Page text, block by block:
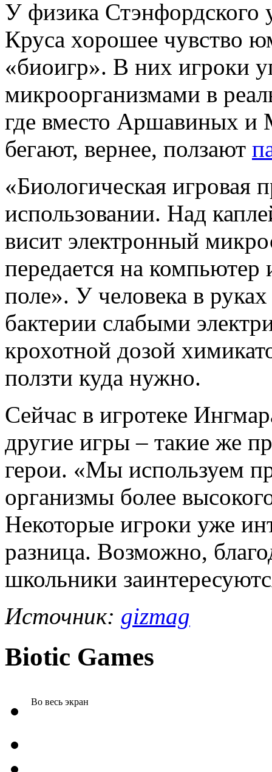
У физика Стэнфордского
Круса хорошее чувство
«биоигр». В них игроки
микроорганизмами в
где вместо Аршавиных и
бегают, вернее, ползают
«Биологическая игровая
использовании. Над
висит электронный
передается на компьютер
поле». У человека в
бактерии слабыми
крохотной дозой
ползти куда нужно.
Сейчас в игротеке
другие игры – такие же
герои. «Мы используем
организмы более
Некоторые игроки уже
разница. Возможно,
школьники
Источник: gizmag
Biotic Games
Во весь экран